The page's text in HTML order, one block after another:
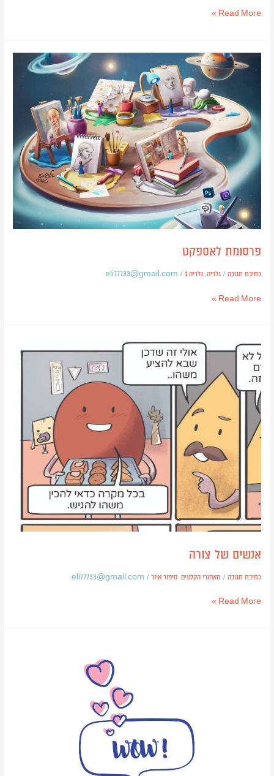
Read More »
פרסומת לאספקט
כתיבת תגובה /גלריה,גלריה 1 /
eli77733@gmail.com
Read More »
אנשים של צורה
כתיבת תגובה / מאחורי הקלעים,סיפור איור /
eli77733@gmail.com
אנשים
של
צורה
Read More »